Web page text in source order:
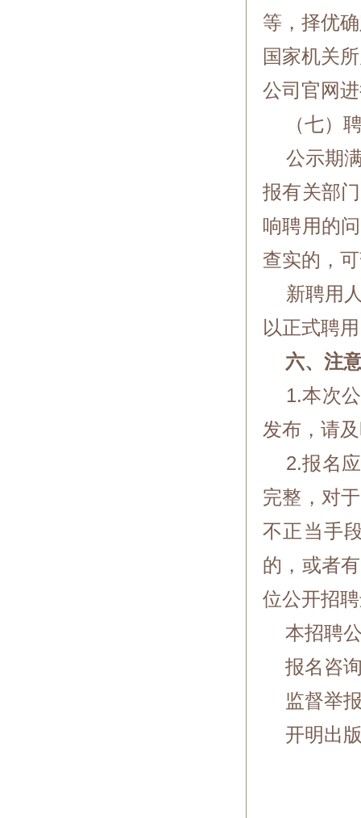
等，择优
国家机关
公司官网
（七）
公示期满
报有关部
响聘用的
查实的，
新聘用人
以正式聘
六、注
1.本次公
发布，请
2.报名应
完整，对
不正当手
的，或者
位公开招
本招聘公
报名咨询
监督举报
开明出版